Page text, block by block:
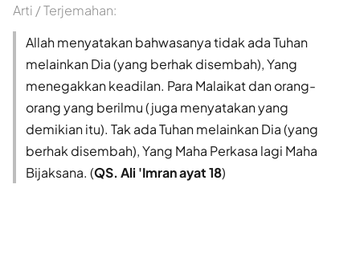
Arti / Terjemahan:
Allah menyatakan bahwasanya tidak ada Tuhan
melainkan Dia (yang berhak disembah), Yang
menegakkan keadilan. Para Malaikat dan orang-
orang yang berilmu (juga menyatakan yang
demikian itu). Tak ada Tuhan melainkan Dia (yang
berhak disembah), Yang Maha Perkasa lagi Maha
Bijaksana. (QS. Ali 'Imran ayat 18)